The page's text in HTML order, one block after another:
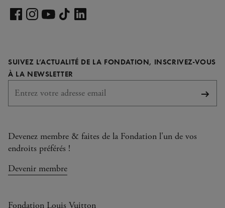
FacebookInstagram
YouTube
TikTok
SUIVEZ L’ACTUALITÉ DE LA FONDATION, INSCRIVEZ-VOUS
À LA NEWSLETTER
Devenez membre & faites de la Fondation l'un de vos
endroits préférés !
Devenir membre
Fondation Louis Vuitton